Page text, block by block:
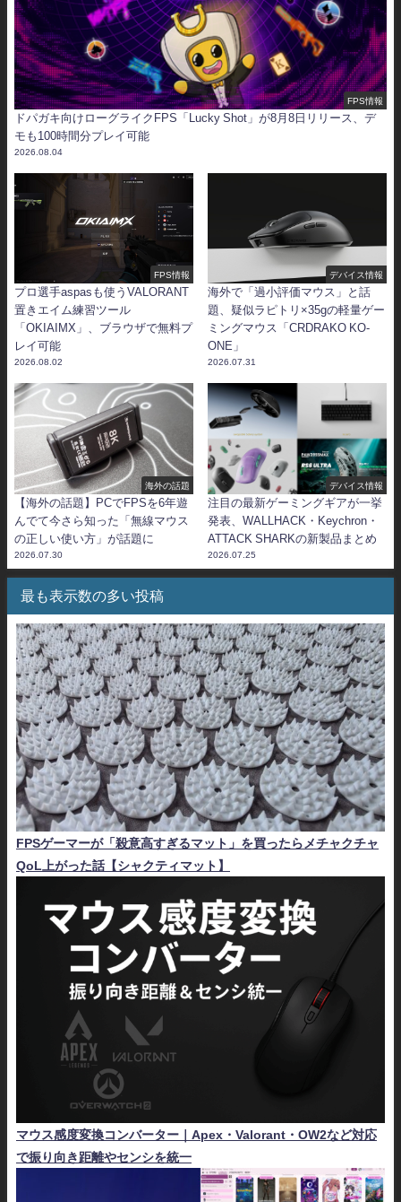
FPS情報
ドパガキ向けローグライクFPS「Lucky Shot」が8月8日リリース、デ
モも100時間分プレイ可能
2026.08.04
FPS情報
プロ選手aspasも使うVALORANT
置きエイム練習ツール
「OKIAIMX」、ブラウザで無料プ
レイ可能
2026.08.02
デバイス情報
海外で「過小評価マウス」と話
題、疑似ラピトリ×35gの軽量ゲー
ミングマウス「CRDRAKO KO-
ONE」
2026.07.31
海外の話題
【海外の話題】PCでFPSを6年遊
んでて今さら知った「無線マウス
の正しい使い方」が話題に
2026.07.30
デバイス情報
注目の最新ゲーミングギアが一挙
発表、WALLHACK・Keychron・
ATTACK SHARKの新製品まとめ
2026.07.25
最も表示数の多い投稿
FPSゲーマーが「殺意高すぎるマット」を買ったらメチャクチャ
QoL上がった話【シャクティマット】
マウス感度変換コンバーター｜Apex・Valorant・OW2など対応
で振り向き距離やセンシを統一